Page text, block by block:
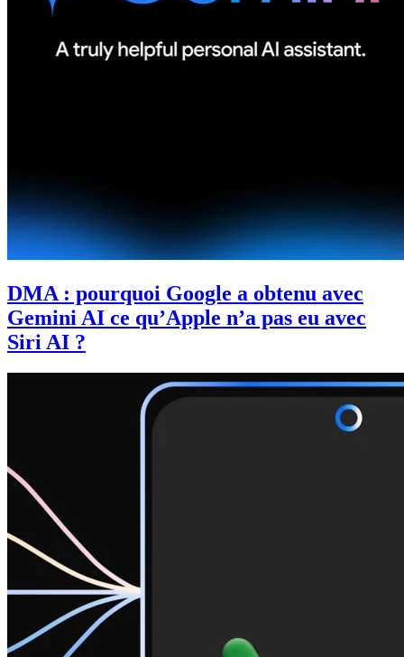
DMA : pourquoi Google a obtenu avec
Gemini AI ce qu’Apple n’a pas eu avec
Siri AI ?